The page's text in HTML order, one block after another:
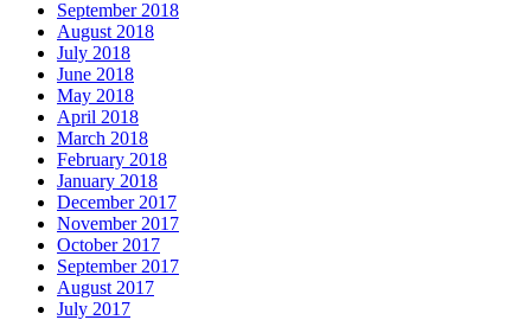
September 2018
August 2018
July 2018
June 2018
May 2018
April 2018
March 2018
February 2018
January 2018
December 2017
November 2017
October 2017
September 2017
August 2017
July 2017